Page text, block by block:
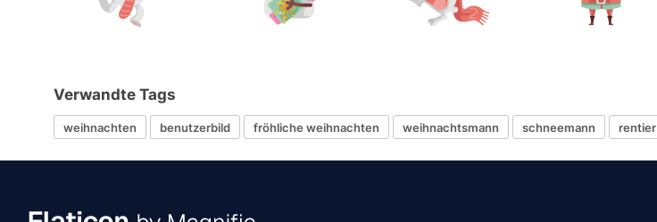
Verwandte Tags
weihnachten benutzerbild fröhliche weihnachten weihnachtsmann schneemann rentier